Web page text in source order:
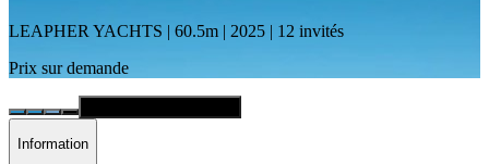
LEAPHER YACHTS | 60.5m | 2025 | 12 invités
Prix sur demande
Information